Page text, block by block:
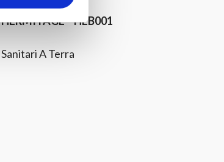
HERMITAGE – HEB001
Sanitari A Terra